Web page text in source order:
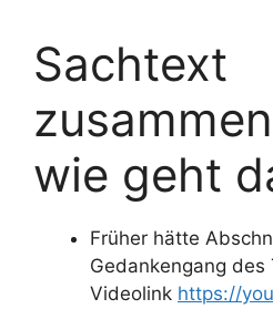
Sachtext
wie geht
Früher hätte
Gedankengang
Videolink https://